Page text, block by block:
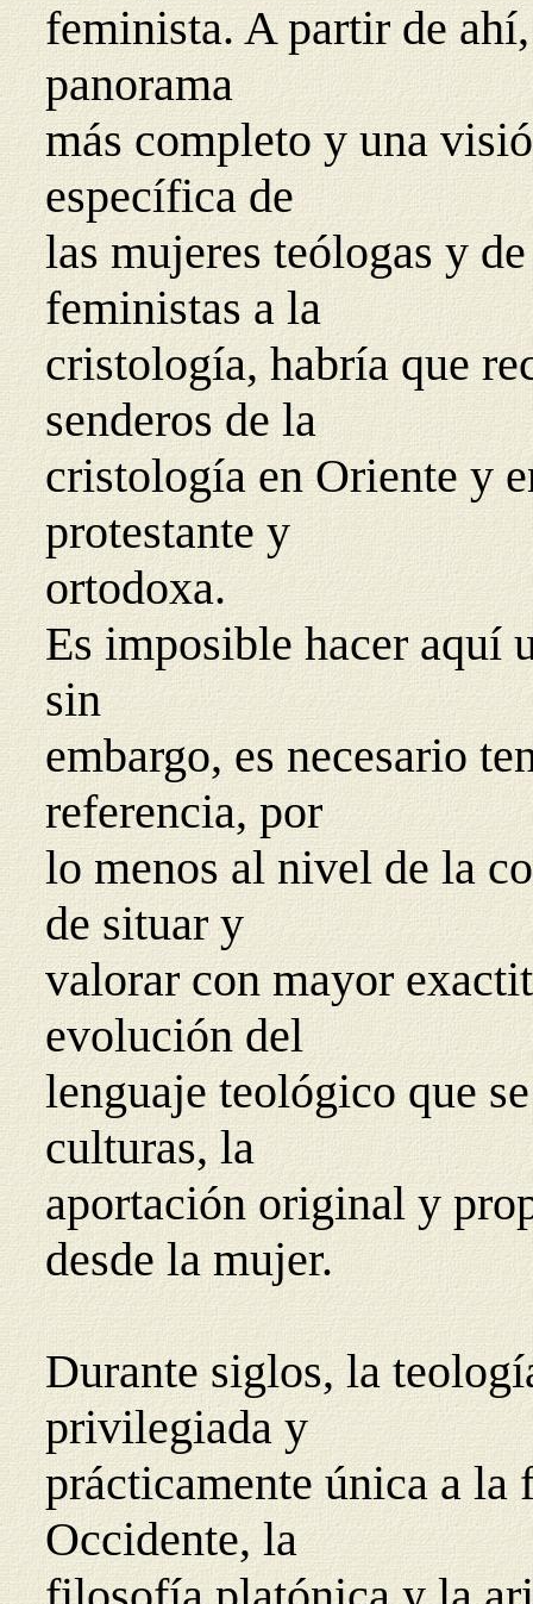
feminista. A partir de
panorama
más completo y una
específica de
las mujeres teólogas y
feministas a la
cristología, habría que
senderos de la
cristología en Oriente y
protestante y
ortodoxa.
Es imposible hacer aquí
sin
embargo, es necesario
referencia, por
lo menos al nivel de la
de situar y
valorar con mayor
evolución del
lenguaje teológico que
culturas, la
aportación original y
desde la mujer.
Durante siglos, la
privilegiada y
prácticamente única a
Occidente, la